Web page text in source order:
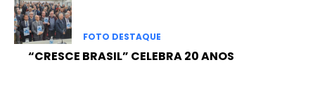
FOTO DESTAQUE
“CRESCE BRASIL” CELEBRA 20 ANOS